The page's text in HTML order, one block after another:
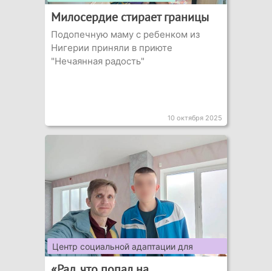
Милосердие стирает границы
Подопечную маму с ребенком из
Нигерии приняли в приюте
"Нечаянная радость"
10 октября 2025
Центр социальной адаптации для
подростков